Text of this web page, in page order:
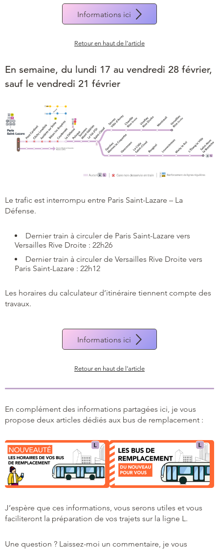
Informations ici
Retour en haut de l’article
En semaine, du lundi 17 au vendredi 28 février,
sauf le vendredi 21 février
Le trafic est interrompu entre Paris Saint-Lazare – La
Défense.
Dernier train à circuler de Paris Saint-Lazare vers
Versailles Rive Droite : 22h26
Dernier train à circuler de Versailles Rive Droite vers
Paris Saint-Lazare : 22h12
Les horaires du calculateur d’itinéraire tiennent compte des
travaux.
Informations ici
Retour en haut de l’article
En complément des informations partagées ici, je vous
propose deux articles dédiés aux bus de remplacement :
J’espère que ces informations, vous serons utiles et vous
faciliteront la préparation de vos trajets sur la ligne L.
Une question ? Laissez-moi un commentaire, je vous